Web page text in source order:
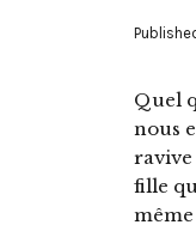
Quel
nous
ravive
fille